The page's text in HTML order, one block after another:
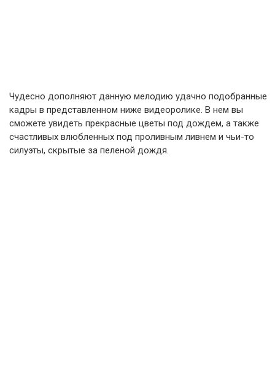
Чудесно дополняют данную мелодию удачно подобранные
кадры в представленном ниже видеоролике. В нем вы
сможете увидеть прекрасные цветы под дождем, а также
счастливых влюбленных под проливным ливнем и чьи-то
силуэты, скрытые за пеленой дождя.